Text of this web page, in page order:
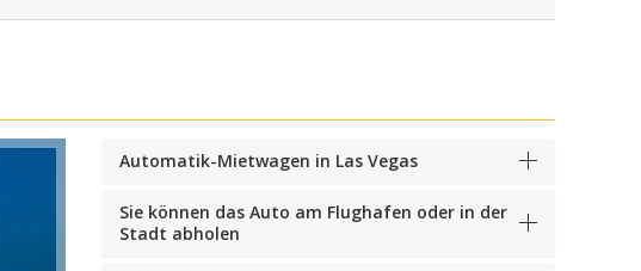
Automatik-Mietwagen in Las Vegas
Sie können das Auto am Flughafen oder in der
Stadt abholen